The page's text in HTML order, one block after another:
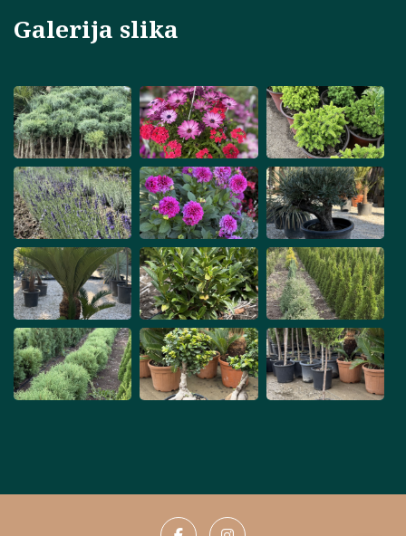
Galerija slika